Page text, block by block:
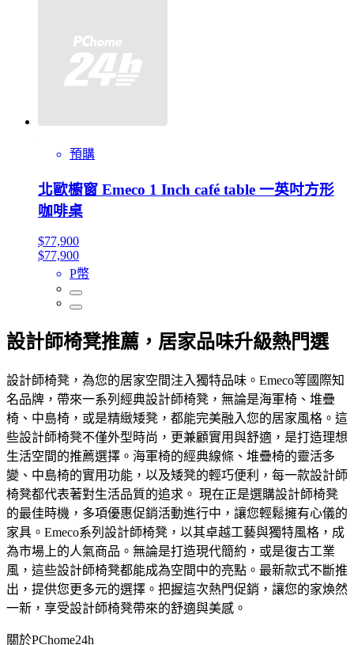
預購
北歐櫥窗 Emeco 1 Inch café table 一英吋方形
咖啡桌
$77,900
$77,900
P幣
設計師椅凳推薦，居家品味升級熱門選
設計師椅凳，為您的居家空間注入獨特品味。Emeco等國際知
名品牌，帶來一系列經典設計師椅凳，無論是海軍椅、堆疊
椅、中島椅，或是精緻矮凳，都能完美融入您的居家風格。這
些設計師椅凳不僅外型時尚，更兼顧實用與舒適，是打造理想
生活空間的推薦選擇。海軍椅的經典線條、堆疊椅的靈活多
變、中島椅的實用功能，以及矮凳的輕巧便利，每一款設計師
椅凳都代表著對生活品質的追求。 現在正是選購設計師椅凳
的最佳時機，多項優惠促銷活動進行中，讓您輕鬆擁有心儀的
家具。Emeco系列設計師椅凳，以其卓越工藝與獨特風格，成
為市場上的人氣商品。無論是打造現代簡約，或是復古工業
風，這些設計師椅凳都能成為空間中的亮點。最新款式不斷推
出，提供您更多元的選擇。把握這次熱門促銷，讓您的家煥然
一新，享受設計師椅凳帶來的舒適與美感。
關於PChome24h